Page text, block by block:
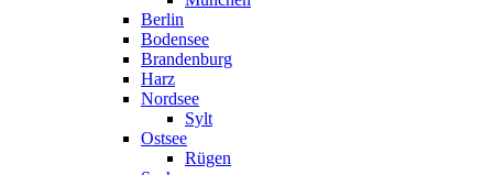
Berlin
Bodensee
Brandenburg
Harz
Nordsee
Sylt
Ostsee
Rügen